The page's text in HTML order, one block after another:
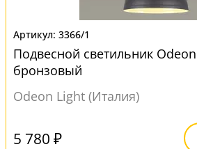
3366/1
Подвесной светильник
бронзовый
Odeon Light (Италия)
5 780 ₽